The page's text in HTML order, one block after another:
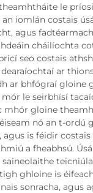
le
iomlán costais
agus
cháilíochta
seo costais
ar
ar bhfógraí gloine
le seirbhísí
mhór gloine
nó an t-ordú
agus is féidir
a fheabhsú.
ghloine is
sonracha, agus